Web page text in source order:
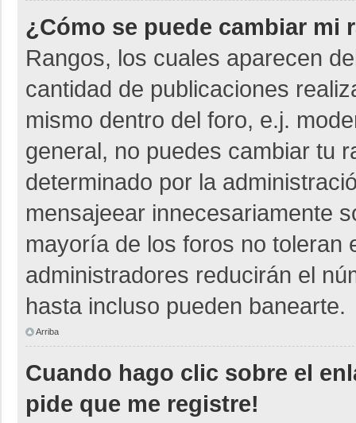
¿Cómo se puede cambiar mi
Rangos, los cuales aparecen
cantidad de publicaciones
mismo dentro del foro, e.j.
general, no puedes cambiar tu
determinado por la
mensajeear innecesariamente
mayoría de los foros no toleran
administradores reducirán el
hasta incluso pueden banearte.
Arriba
Cuando hago clic sobre el
pide que me registre!